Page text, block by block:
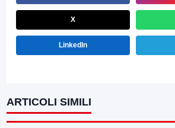
X
LinkedIn
ARTICOLI SIMILI